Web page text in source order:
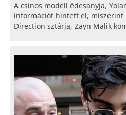
A csinos modell édesanyja,
információt hintett el, miszerint
Direction sztárja, Zayn Malik